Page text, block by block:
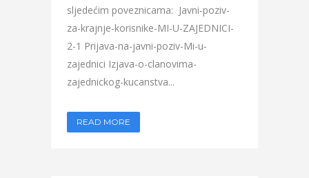
sljedećim poveznicama: Javni-poziv-
za-krajnje-korisnike-MI-U-ZAJEDNICI-
2-1 Prijava-na-javni-poziv-Mi-u-
zajednici Izjava-o-clanovima-
zajednickog-kucanstva...
READ MORE